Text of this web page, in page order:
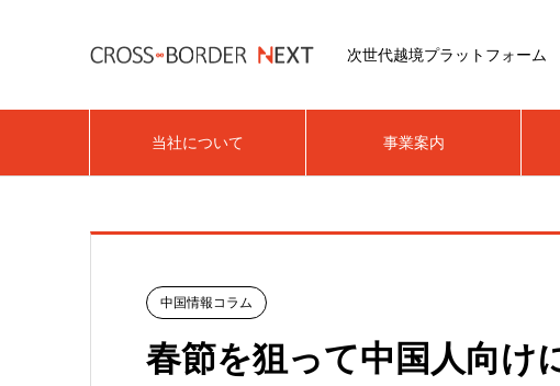
次世代越境プラットフォーム
当社について 事業案内
中国情報コラム
春節を狙って中国人向け